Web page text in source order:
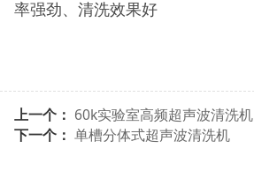
率强劲、清洗效果好
上一个： 60k实验室高频超声波清洗机
下一个： 单槽分体式超声波清洗机